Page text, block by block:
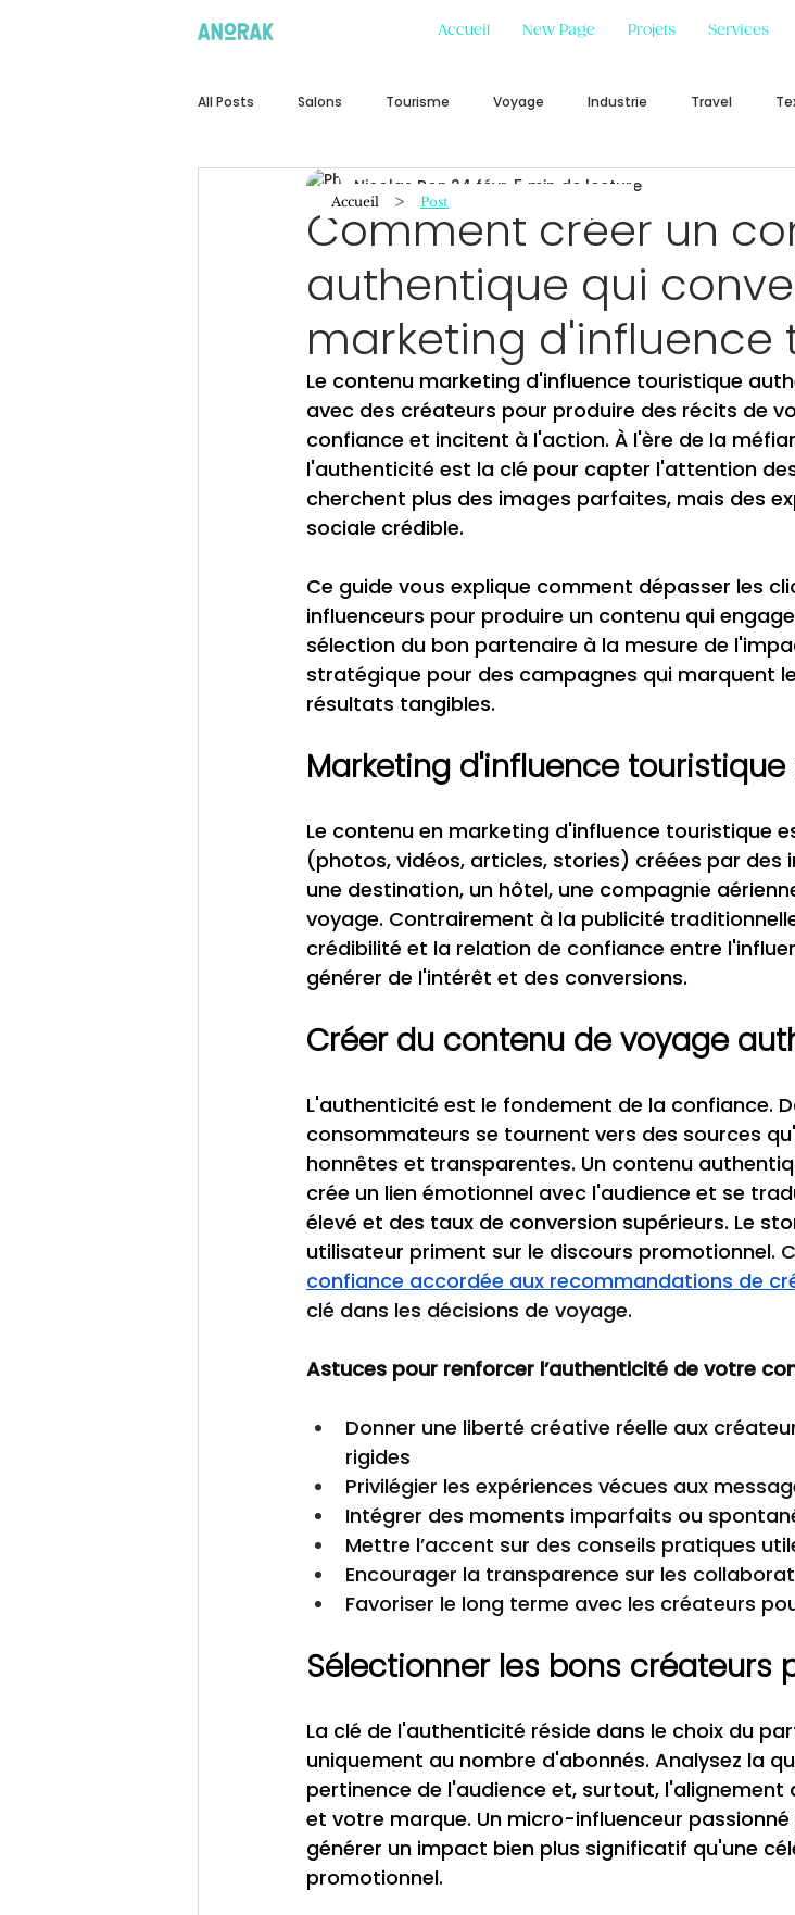
Accueil New Page Projets Services
All Posts Salons Tourisme Voyage Industrie Travel
Comment créer un
authentique qui
marketing d'influence
Nicolas Bon 24 févr. 5 min de lecture
Le contenu marketing d'influence touristique
avec des créateurs pour produire des récits de
confiance et incitent à l'action. À l'ère de la
l'authenticité est la clé pour capter l'attention
cherchent plus des images parfaites, mais des
sociale crédible.
Ce guide vous explique comment dépasser les
influenceurs pour produire un contenu qui
sélection du bon partenaire à la mesure de
stratégique pour des campagnes qui marquent
résultats tangibles.
Marketing d'influence
Le contenu en marketing d'influence touristique
(photos, vidéos, articles, stories) créées par des
une destination, un hôtel, une compagnie
voyage. Contrairement à la publicité
crédibilité et la relation de confiance entre
générer de l'intérêt et des conversions.
Créer du contenu de voyage
L'authenticité est le fondement de la confiance.
consommateurs se tournent vers des sources
honnêtes et transparentes. Un contenu
crée un lien émotionnel avec l'audience et se
élevé et des taux de conversion supérieurs. Le
utilisateur priment sur le discours promotionnel.
confiance accordée aux recommandations de
clé dans les décisions de voyage.
Astuces pour renforcer l’authenticité de votre
Donner une liberté créative réelle aux
rigides
Privilégier les expériences vécues aux
Intégrer des moments imparfaits ou
Mettre l’accent sur des conseils pratiques
Encourager la transparence sur les
Favoriser le long terme avec les créateurs
Sélectionner les bons créateurs
La clé de l'authenticité réside dans le choix du
uniquement au nombre d'abonnés. Analysez la
pertinence de l'audience et, surtout, l'alignement
et votre marque. Un micro-influenceur
générer un impact bien plus significatif qu'une
promotionnel.
Accueil > Post